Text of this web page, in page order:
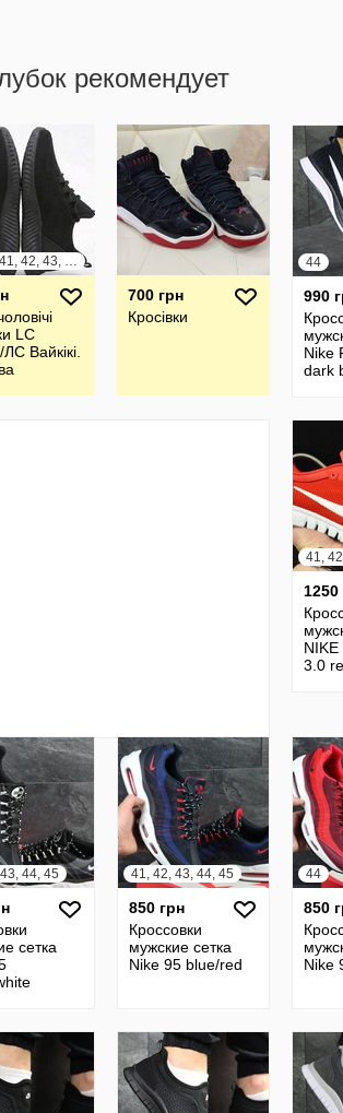
рекомендует
39, 40, 41, 42, 43, 44, 45, 46
LC
Вайкікі.
700 грн
Кросівки
44
990
Nike
dark
41,
1250
3.0
44, 45
сетка
41, 42, 43, 44, 45
850 грн
Кроссовки
мужские сетка
Nike 95 blue/red
44
850
Nike